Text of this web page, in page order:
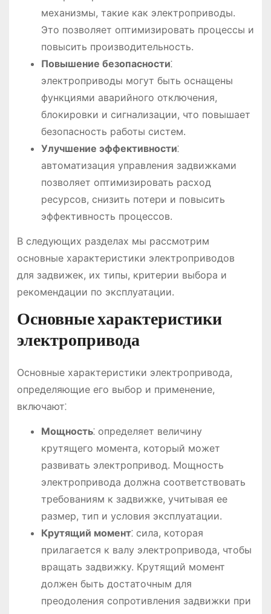
механизмы, такие как электроприводы.
Это позволяет оптимизировать процессы и
повысить производительность.
Повышение безопасности⁚
электроприводы могут быть оснащены
функциями аварийного отключения,
блокировки и сигнализации, что повышает
безопасность работы систем.
Улучшение эффективности⁚
автоматизация управления задвижками
позволяет оптимизировать расход
ресурсов, снизить потери и повысить
эффективность процессов.
В следующих разделах мы рассмотрим
основные характеристики электроприводов
для задвижек, их типы, критерии выбора и
рекомендации по эксплуатации.
Основные характеристики
электропривода
Основные характеристики электропривода,
определяющие его выбор и применение,
включают⁚
Мощность⁚ определяет величину
крутящего момента, который может
развивать электропривод. Мощность
электропривода должна соответствовать
требованиям к задвижке, учитывая ее
размер, тип и условия эксплуатации.
Крутящий момент⁚ сила, которая
прилагается к валу электропривода, чтобы
вращать задвижку. Крутящий момент
должен быть достаточным для
преодоления сопротивления задвижки при